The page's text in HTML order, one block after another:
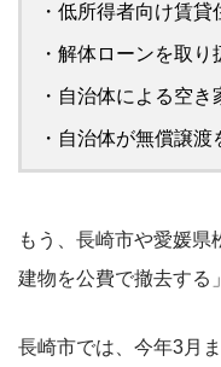
・低所得者向け賃貸
・解体ローンを取
・自治体による空き
・自治体が無償譲渡
もう、長崎市や愛媛県
建物を公費で撤去する
長崎市では、今年3月